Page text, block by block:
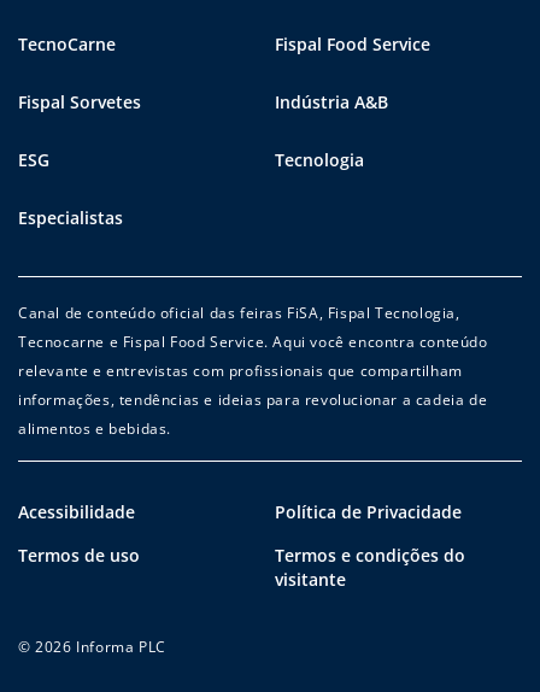
TecnoCarne Fispal Food Service
Fispal Sorvetes Indústria A&B
ESG Tecnologia
Especialistas
Canal de conteúdo oficial das feiras FiSA, Fispal Tecnologia,
Tecnocarne e Fispal Food Service. Aqui você encontra conteúdo
relevante e entrevistas com profissionais que compartilham
informações, tendências e ideias para revolucionar a cadeia de
alimentos e bebidas.
Acessibilidade
Política de Privacidade
Termos de uso
Termos e condições do
visitante
© 2026 Informa PLC